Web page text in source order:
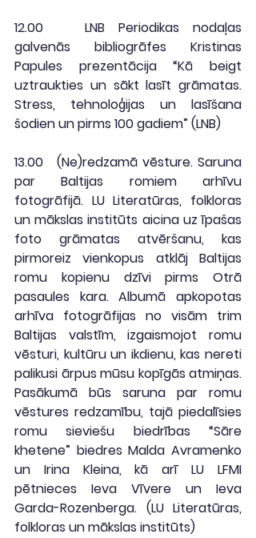
12.00 LNB Periodikas nodaļas
galvenās bibliogrāfes Kristinas
Papules prezentācija “Kā beigt
uztraukties un sākt lasīt grāmatas.
Stress, tehnoloģijas un lasīšana
šodien un pirms 100 gadiem” (LNB)
13.00 (Ne)redzamā vēsture. Saruna
par Baltijas romiem arhīvu
fotogrāfijā. LU Literatūras, folkloras
un mākslas institūts aicina uz īpašas
foto grāmatas atvēršanu, kas
pirmoreiz vienkopus atklāj Baltijas
romu kopienu dzīvi pirms Otrā
pasaules kara. Albumā apkopotas
arhīva fotogrāfijas no visām trim
Baltijas valstīm, izgaismojot romu
vēsturi, kultūru un ikdienu, kas nereti
palikusi ārpus mūsu kopīgās atmiņas.
Pasākumā būs saruna par romu
vēstures redzamību, tajā piedalīsies
romu sieviešu biedrības “Sāre
khetene” biedres Malda Avramenko
un Irina Kleina, kā arī LU LFMI
pētnieces Ieva Vīvere un Ieva
Garda-Rozenberga. (LU Literatūras,
folkloras un mākslas institūts)